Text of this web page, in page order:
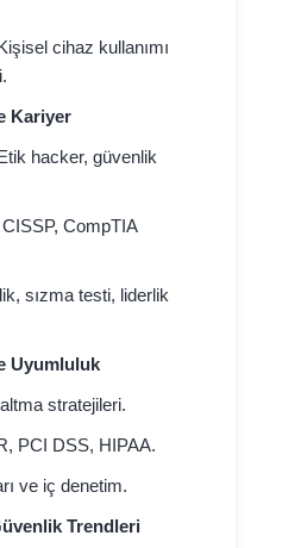
cihaz kullanımı
Kariyer
hacker, güvenlik
CompTIA
sızma testi, liderlik
Uyumluluk
stratejileri.
PCI DSS, HIPAA.
ve iç denetim.
Trendleri